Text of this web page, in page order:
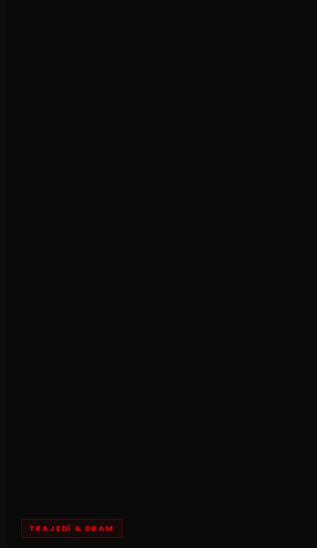
TRAJEDI & DRAM